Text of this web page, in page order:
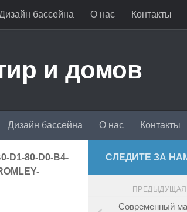
бассейна О нас Контакты
и домов
Дизайн бассейна О нас Контакты
D1-80-D0-B4-
СЛЕДИТЕ ЗА
Современный